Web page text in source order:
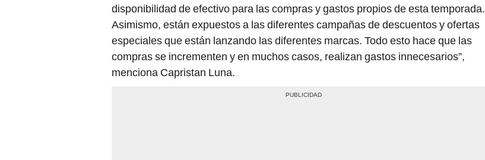
disponibilidad de efectivo para las compras y gastos propios de esta temporada.
Asimismo, están expuestos a las diferentes campañas de descuentos y ofertas
especiales que están lanzando las diferentes marcas. Todo esto hace que las
compras se incrementen y en muchos casos, realizan gastos innecesarios”,
menciona Capristan Luna.